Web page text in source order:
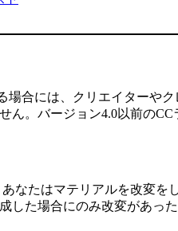
合には、クリエイターや
ん。バージョン4.0以前の
なたはマテリアルを改変を
した場合にのみ改変があっ